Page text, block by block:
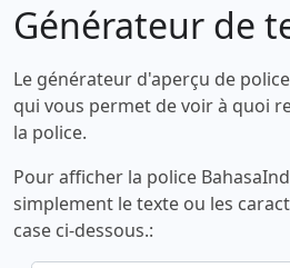
Générateur de
Le générateur d'aperçu de
qui vous permet de voir à quoi
la police.
Pour afficher la police
simplement le texte ou les
case ci-dessous.: